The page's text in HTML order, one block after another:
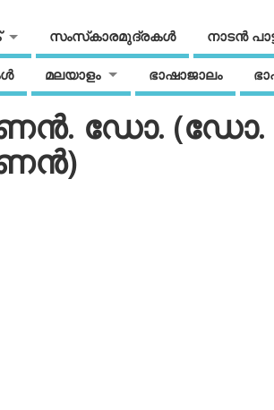
സംസ്‌കാരമുദ്രകള്‍ നാടന്‍
മലയാളം ഭാഷാജാലം
ഡോ. (ഡോ.